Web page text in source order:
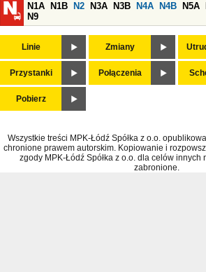
N1A
N1B N2 N3A N3B N4A N4B N5A
N9
Linie Zmiany
Przystanki Połączenia
Pobierz
Wszystkie treści MPK-Łódź Spółka z o.o.
chronione prawem autorskim. Kopiowanie i
zgody MPK-Łódź Spółka z o.o. dla celów innych
zabronione.